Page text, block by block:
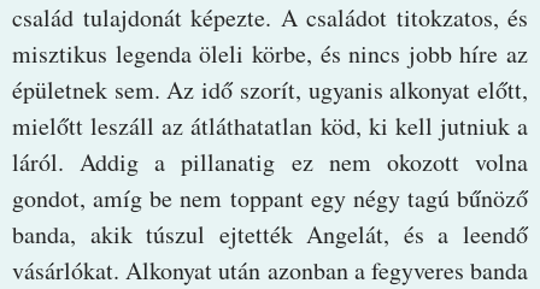
család tulajdonát képezte. A családot titokzatos, és
misztikus legenda öleli körbe, és nincs jobb híre az
épületnek sem. Az idő szorít, ugyanis alkonyat előtt,
mielőtt leszáll az átláthatatlan köd, ki kell jutniuk a
láról. Addig a pillanatig ez nem okozott volna
gondot, amíg be nem toppant egy négy tagú bűnöző
banda, akik túszul ejtették Angelát, és a leendő
vásárlókat. Alkonyat után azonban a fegyveres banda